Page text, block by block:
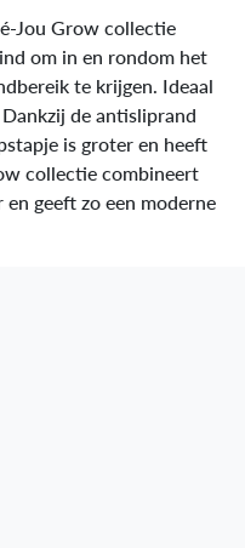
Jou Grow collectie
om in en rondom het
te krijgen. Ideaal
de antisliprand
is groter en heeft
collectie combineert
geeft zo een moderne